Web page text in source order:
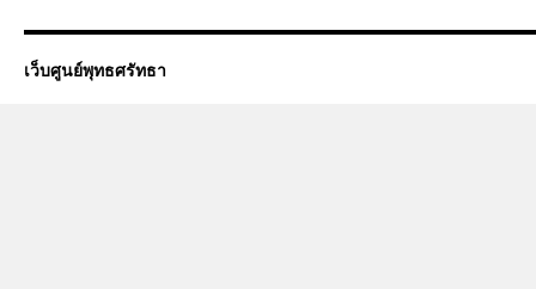
เว็บศูนย์พุทธศรัทธา